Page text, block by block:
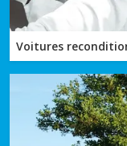
Voitures